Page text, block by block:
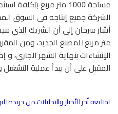
الشركة جميع إنتاجه فى السوق
متر مربع للمصنع الجديد، ومن
الإنشاءات بنهاية الشهر الجاري، و
المقبل على أن يبدأ عملية
لمتابعة أخر الأخبار والتحليلات من